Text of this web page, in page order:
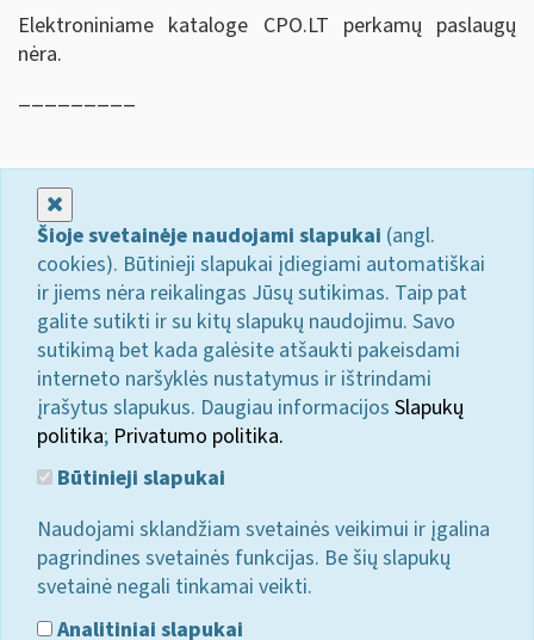
Elektroniniame kataloge CPO.LT perkamų paslaugų
nėra.
Šioje svetainėje naudojami slapukai (angl.
cookies). Būtinieji slapukai įdiegiami automatiškai
ir jiems nėra reikalingas Jūsų sutikimas. Taip pat
galite sutikti ir su kitų slapukų naudojimu. Savo
sutikimą bet kada galėsite atšaukti pakeisdami
interneto naršyklės nustatymus ir ištrindami
įrašytus slapukus. Daugiau informacijos Slapukų
politika; Privatumo politika.
Būtinieji slapukai
Naudojami sklandžiam svetainės veikimui ir įgalina
pagrindines svetainės funkcijas. Be šių slapukų
svetainė negali tinkamai veikti.
Analitiniai slapukai